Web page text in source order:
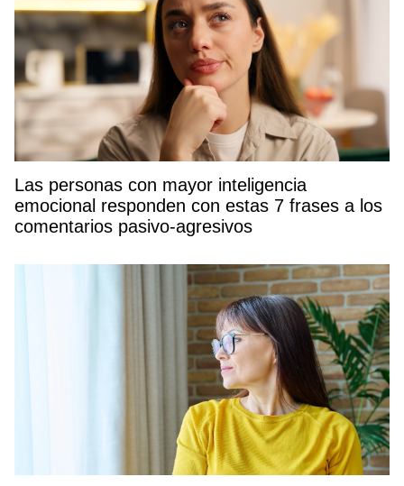
Las personas con mayor inteligencia
emocional responden con estas 7 frases a los
comentarios pasivo-agresivos